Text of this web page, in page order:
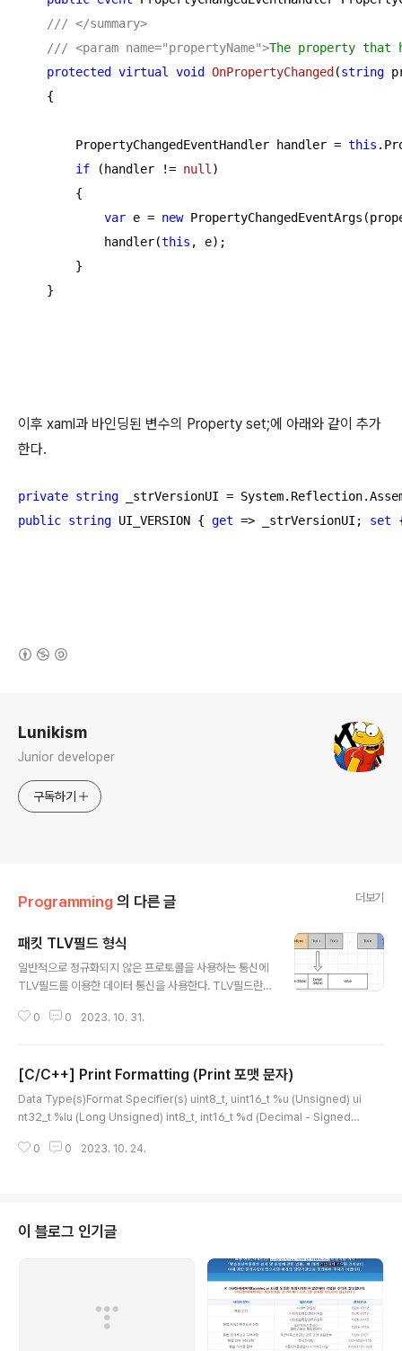
/// </summary>
/// <param name="propertyName">The property that
protected
virtual void OnPropertyChanged (string
    {
        PropertyChangedEventHandler handler =
this
if (handler != null )
        {
var e = new
            handler(
this , e);
        }
    }
이후 xaml과 바인딩된 변수의 Property set;에 아래와 같이 추가
한다.
private string
public string UI_VERSION { get => _strVersionUI; set
Lunikism
Junior developer
구독하기
Programming 의 다른 글 더보기
패킷 TLV필드 형식
일반적으로 정규화되지 않은 프로토콜을 사용하는 통신에
TLV필드를 이용한 데이터 통신을 사용한다. TLV필드란 T
기가 가변적(Length)인 값(Value)을 형식(Type)과 함께
용한다. 일반적으로 개발에 사용되는 패킷의 구조는 크게
헤더(Header), 페이로드(Payload), 체크섬(Checksu
m) 또는 CRC 필드로 구성된다. TLV는 적은 메모리 공간
단한 구조가 특징이다.
0 0 2023. 10. 31.
[C/C++] Print Formatting (Print 포맷 문자)
Data Type(s)Format Specifier(s) uint8_t, uint16_t %u (Unsigned) ui
nt32_t %lu (Long Unsigned) int8_t, int16_t %d (Decimal - Signed) i
%x (Hexadecimal - Lowercase), %X (Hexadecimal - Uppercase)
0 0 2023. 10. 24.
이 블로그 인기글